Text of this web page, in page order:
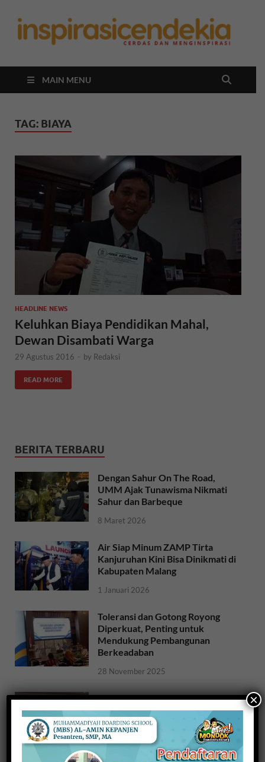
MAIN MENU
TAG: BIAYA
HEADLINE NEWS
Keluhkan Biaya Pendidikan Mahal,
Dewan Disambati Warga
29 Agustus 2016 - by Redaksi
READ MORE
BERITA TERBARU
Dengan Sahur On The Road,
UMM Ajak Tunawisma Nikmati
Sahur dan Barbeque
8 Maret 2026
Air Siap Minum ZAMP Tirta
Kanjuruhan Kini Bisa Dinikmati di
Kabupaten Malang
1 Januari 2026
Toleransi dan Gotong Royong
Diperkuat, Penting untuk
Mendukung Pembangunan
Berkeadaban
28 November 2025
Sosialisasi Ideologi dan Sejarah
Bangsa: Meneguhkan Jati Diri
Bangsa untuk NKRI
26 November 2025
×